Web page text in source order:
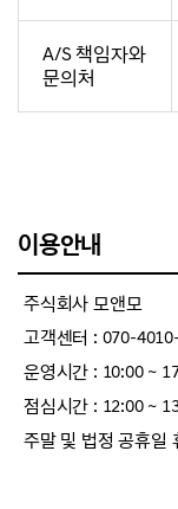
A/S 책임자와
문의처
이용안내
주식회사 모앤모
고객센터 : 070-
운영시간 : 10:00 ~
점심시간 : 12:00 ~
주말 및 법정 공휴일